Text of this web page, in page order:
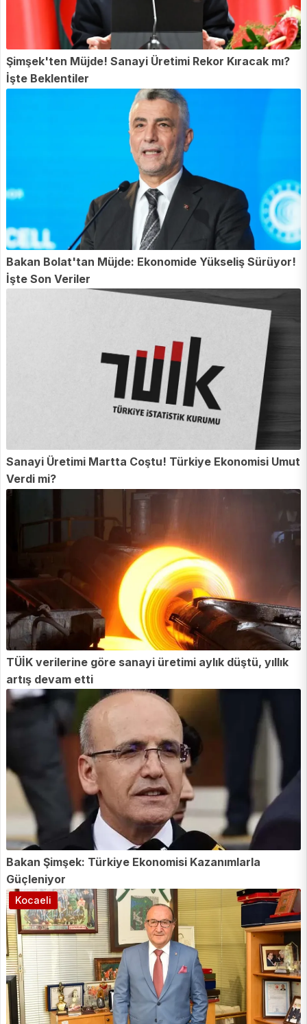
Şimşek'ten Müjde! Sanayi Üretimi Rekor Kıracak mı?
İşte Beklentiler
Bakan Bolat'tan Müjde: Ekonomide Yükseliş Sürüyor!
İşte Son Veriler
Sanayi Üretimi Martta Coştu! Türkiye Ekonomisi Umut
Verdi mi?
TÜİK verilerine göre sanayi üretimi aylık düştü, yıllık
artış devam etti
Bakan Şimşek: Türkiye Ekonomisi Kazanımlarla
Güçleniyor
Kocaeli